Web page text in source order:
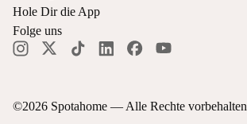
©2026 Spotahome — Alle Rechte vorbehalten
Hole Dir die App
Folge uns